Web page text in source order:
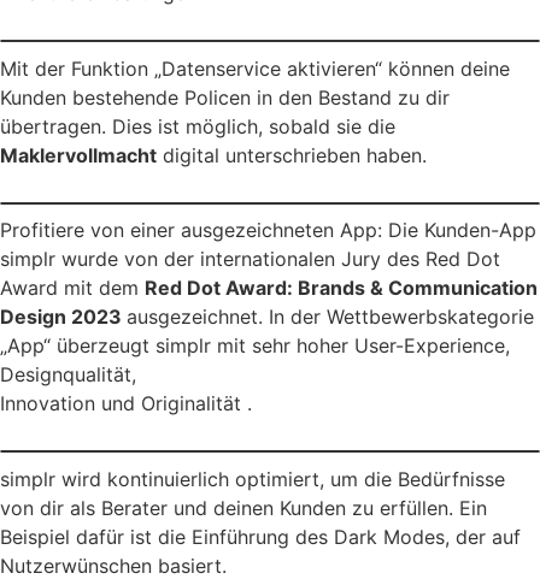
Mit der Funktion „Datenservice aktivieren“ können deine
Kunden bestehende Policen in den Bestand zu dir
übertragen. Dies ist möglich, sobald sie die
Maklervollmacht digital unterschrieben haben.
Profitiere von einer ausgezeichneten App: Die Kunden-App
simplr wurde von der internationalen Jury des Red Dot
Award mit dem Red Dot Award: Brands & Communication
Design 2023 ausgezeichnet. In der Wettbewerbskategorie
„App“ überzeugt simplr mit sehr hoher User-Experience,
Designqualität,
Innovation und Originalität .
simplr wird kontinuierlich optimiert, um die Bedürfnisse
von dir als Berater und deinen Kunden zu erfüllen. Ein
Beispiel dafür ist die Einführung des Dark Modes, der auf
Nutzerwünschen basiert.